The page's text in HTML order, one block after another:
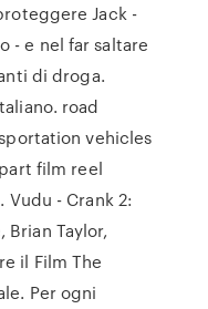
Jack -
- e nel far saltare
di droga.
road
vehicles
film reel
- Crank 2:
Brian Taylor,
il Film The
Per ogni